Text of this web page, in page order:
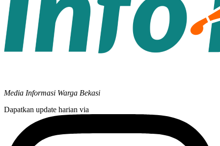
Media Informasi Warga Bekasi
Dapatkan update harian via